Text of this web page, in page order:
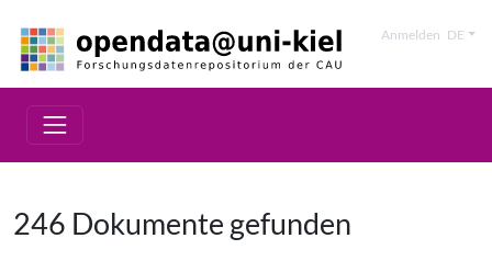
Anmelden DE
246 Dokumente gefunden